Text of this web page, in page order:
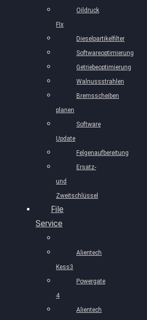
Oildruck
FIx
Dieselpartikelfilter
Softwareoptimierung
Getriebeoptimierung
Walnussstrahlen
Bremsscheiben
planen
Software
Update
Felgenaufbereitung
Ersatz-
und
Zweitschlüssel
File
Service
Alientech
Kess3
Powergate
4
Alientech